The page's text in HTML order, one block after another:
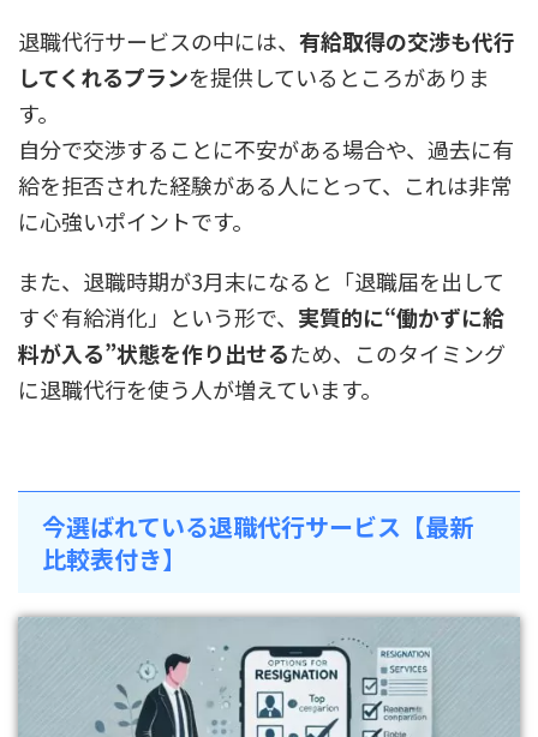
退職代行サービスの中には、 有給取得の交渉も代行
してくれるプランを提供しているところがありま
す。
自分で交渉することに不安がある場合や、過去に有
給を拒否された経験がある人にとって、これは非常
に心強いポイントです。
また、退職時期が3月末になると「退職届を出して
すぐ有給消化」という形で、 実質的に“働かずに給
料が入る”状態を作り出せるため、このタイミング
に退職代行を使う人が増えています。
今選ばれている退職代行サービス【最新
比較表付き】